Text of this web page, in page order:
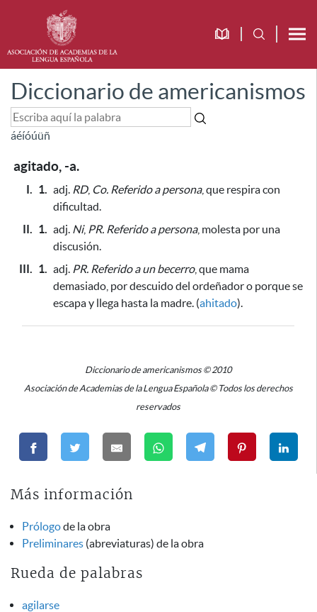
Diccionario de americanismos
áéíóúüñ
agitado, -a.
I. 1. adj. RD, Co. Referido a persona, que respira con
dificultad.
II. 1. adj. Ni, PR. Referido a persona, molesta por una
discusión.
III. 1. adj. PR. Referido a un becerro, que mama
demasiado, por descuido del ordeñador o porque se
escapa y llega hasta la madre. (ahitado).
Diccionario de americanismos © 2010
Asociación de Academias de la Lengua Española © Todos los derechos
reservados
Más información
Prólogode la obra
Preliminares (abreviaturas) de la obra
Rueda de palabras
agilarse